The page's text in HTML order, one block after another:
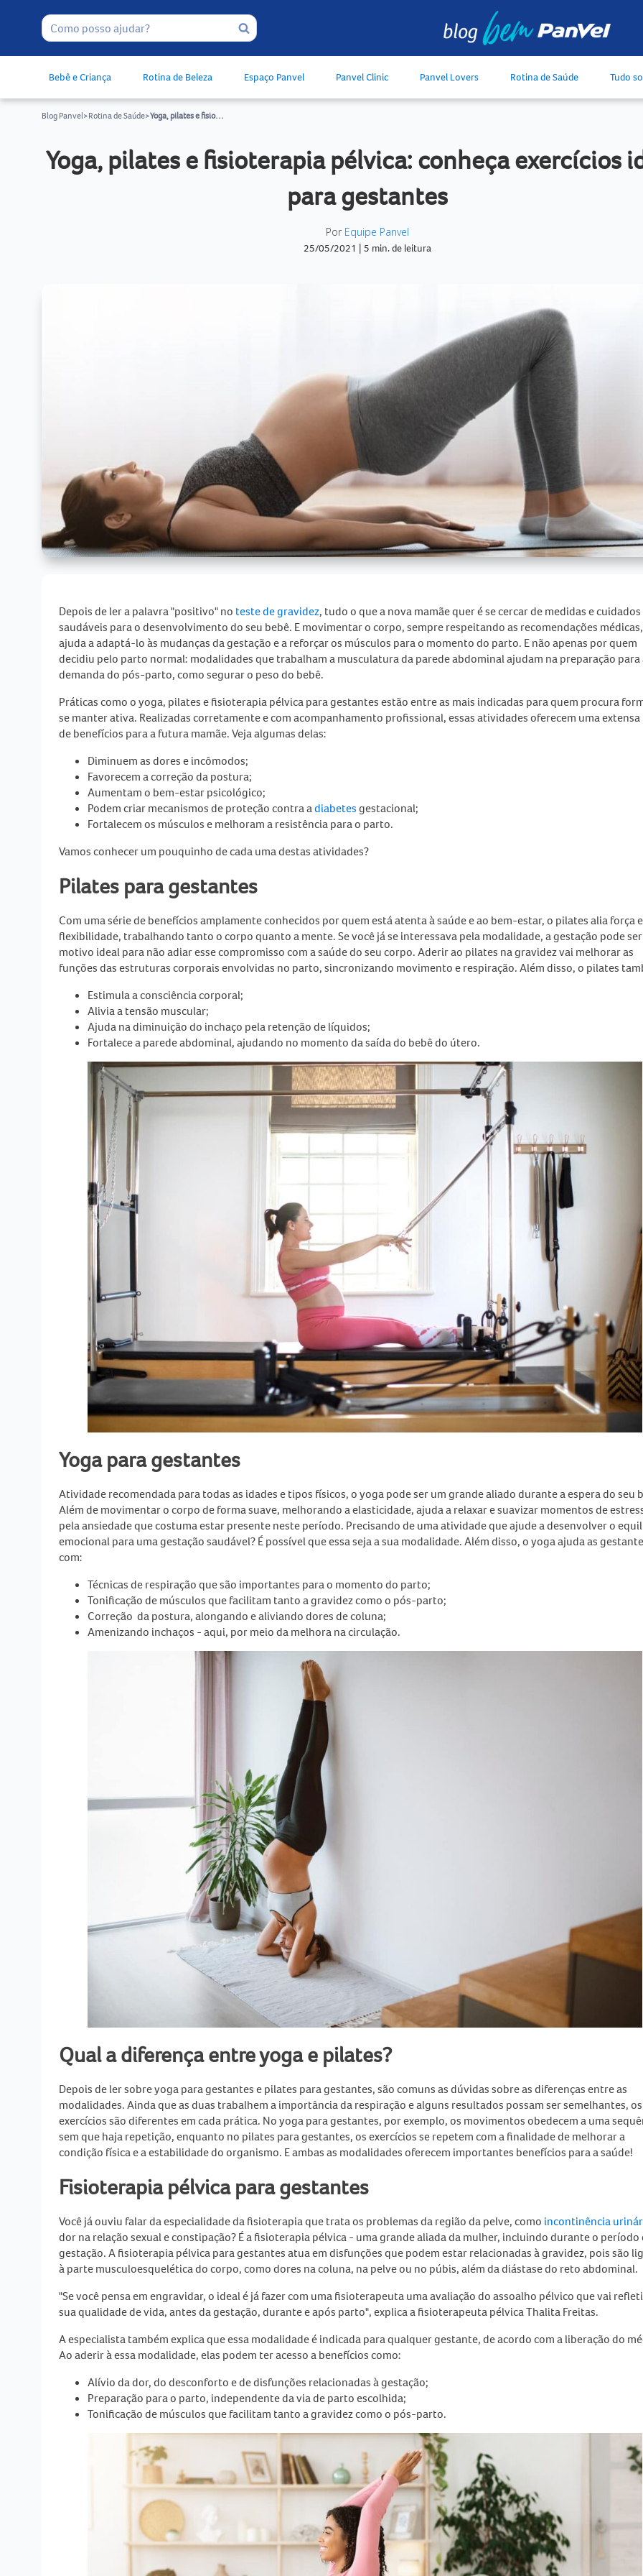
Bebê e Criança Rotina de Beleza Espaço Panvel Panvel Clinic Panvel Lovers Rotina de Saúde Tudo
Blog Panvel>Rotina de Saúde> Yoga, pilates e fisioterapia pélvica: conheça exercícios ideais para gestantes
Yoga, pilates e fisioterapia pélvica: conheça exercícios
para gestantes
Por Equipe Panvel
25/05/2021 |5 min. de leitura
Depois de ler a palavra "positivo" no teste de gravidez, tudo o que a nova mamãe quer é se cercar de medidas e cuidados
saudáveis para o desenvolvimento do seu bebê. E movimentar o corpo, sempre respeitando as recomendações médicas,
ajuda a adaptá-lo às mudanças da gestação e a reforçar os músculos para o momento do parto. E não apenas por quem
decidiu pelo parto normal: modalidades que trabalham a musculatura da parede abdominal ajudam na preparação para
demanda do pós-parto, como segurar o peso do bebê.
Práticas como o yoga, pilates e fisioterapia pélvica para gestantes estão entre as mais indicadas para quem procura
se manter ativa. Realizadas corretamente e com acompanhamento profissional, essas atividades oferecem uma
de benefícios para a futura mamãe. Veja algumas delas:
Diminuem as dores e incômodos;
Favorecem a correção da postura;
Aumentam o bem-estar psicológico;
Podem criar mecanismos de proteção contra adiabetes gestacional;
Fortalecem os músculos e melhoram a resistência para o parto.
Vamos conhecer um pouquinho de cada uma destas atividades?
Pilates para gestantes
Com uma série de benefícios amplamente conhecidos por quem está atenta à saúde e ao bem-estar, o pilates alia força e
flexibilidade, trabalhando tanto o corpo quanto a mente. Se você já se interessava pela modalidade, a gestação pode
motivo ideal para não adiar esse compromisso com asaúde do seu corpo. Aderir ao pilates na gravidezvai melhorar as
funções das estruturas corporais envolvidas no parto, sincronizando movimento e respiração. Além disso, o pilates
Estimula a consciência corporal;
Alivia a tensão muscular;
Ajuda na diminuição do inchaço pela retenção de líquidos;
Fortalece a parede abdominal, ajudando no momento da saída do bebê do útero.
Yoga para gestantes
Atividade recomendada para todas as idades e tipos físicos, o yoga pode ser um grande aliado durante a espera do seu
Além de movimentar o corpo de forma suave, melhorando a elasticidade, ajuda a relaxar e suavizar momentos de
pela ansiedade que costuma estar presente neste período. Precisando de uma atividade que ajude a desenvolver o
emocional para uma gestação saudável? É possível que essa seja a sua modalidade. Além disso, o yoga ajuda as
com:
Técnicas de respiração que são importantes para o momento do parto;
Tonificação de músculos que facilitam tanto a gravidez como o pós-parto;
Correção da postura, alongando e aliviando dores de coluna;
Amenizando inchaços - aqui, por meio da melhora na circulação.
Qual a diferença entre yoga e pilates?
Depois de ler sobreyoga para gestantes e pilates para gestantes, são comuns as dúvidas sobre as diferenças entre as
modalidades. Ainda que as duas trabalhem a importância da respiração e alguns resultados possam ser semelhantes, os
exercícios são diferentes em cada prática. No yoga para gestantes, por exemplo, os movimentos obedecem a uma
sem que haja repetição, enquanto no pilates para gestantes, os exercícios se repetem com a finalidade de melhorar a
condição física e a estabilidade do organismo. E ambas as modalidades oferecem importantes benefícios para a saúde!
Fisioterapia pélvica para gestantes
Você já ouviu falar da especialidade da fisioterapia que trata os problemas da região da pelve, como incontinência
dor na relação sexual e constipação? É a fisioterapia pélvica - uma grande aliada da mulher, incluindo durante o período
gestação. A fisioterapia pélvica para gestantes atua em disfunções que podem estar relacionadas à gravidez, pois são
à parte musculoesquelética do corpo, como dores na coluna, na pelve ou no púbis, além da diástase do reto abdominal.
"Se você pensa em engravidar, o ideal é já fazer com uma fisioterapeuta uma avaliação do assoalho pélvico que vai
sua qualidade de vida, antes da gestação, durante e após parto", explica a fisioterapeuta pélvica Thalita Freitas.
A especialista também explica que essa modalidade é indicada para qualquer gestante, de acordo com a liberação do
Ao aderir à essa modalidade, elas podem ter acesso a benefícios como:
Alívio da dor, do desconforto e de disfunções relacionadas à gestação;
Preparação para o parto, independente da via de parto escolhida;
Tonificação de músculos que facilitam tanto a gravidez como o pós-parto.